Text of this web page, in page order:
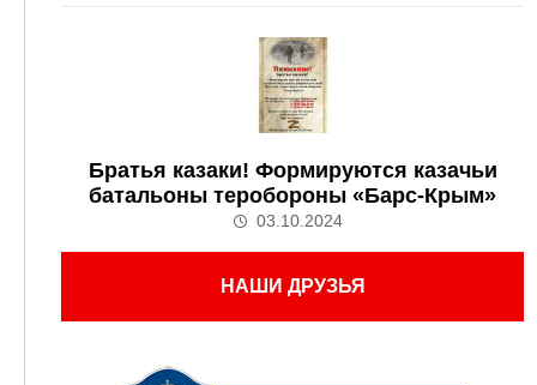
Братья казаки! Формируются казачьи
батальоны теробороны «Барс-Крым»
03.10.2024
НАШИ ДРУЗЬЯ